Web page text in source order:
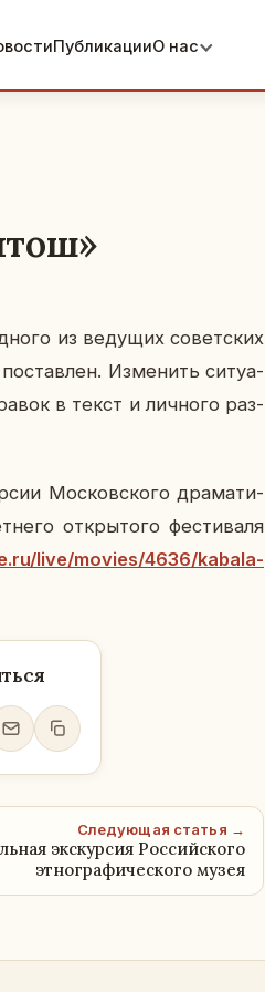
ПубликацииО нас
из ве­ду­щих со­вет­ских
Из­ме­нить си­ту­а­
в текст и лич­но­го раз­
Мос­ков­ско­го дра­ма­ти­
от­кры­то­го фе­сти­ва­ля
live/movies/4636/kabala-
Следующая статья →
экскурсия Российского
этнографического музея